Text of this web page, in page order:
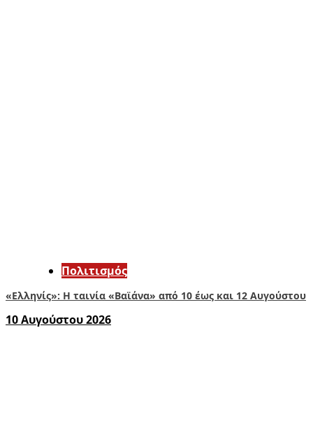
Πολιτισμός
«Ελληνίς»: Η ταινία «Βαϊάνα» από 10 έως και 12 Αυγούστου
10 Αυγούστου 2026